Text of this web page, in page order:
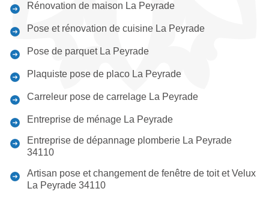
Rénovation de maison La Peyrade
Pose et rénovation de cuisine La Peyrade
Pose de parquet La Peyrade
Plaquiste pose de placo La Peyrade
Carreleur pose de carrelage La Peyrade
Entreprise de ménage La Peyrade
Entreprise de dépannage plomberie La Peyrade
34110
Artisan pose et changement de fenêtre de toit et Velux
La Peyrade 34110